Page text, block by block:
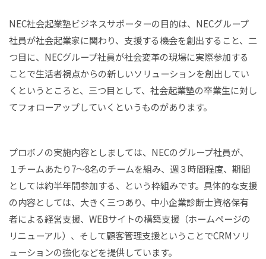
NEC社会起業塾ビジネスサポーターの目的は、NECグループ
社員が社会起業家に関わり、支援する機会を創出すること、二
つ目に、NECグループ社員が社会変革の現場に実際参加する
ことで生活者視点からの新しいソリューションを創出してい
くというところと、三つ目として、社会起業塾の卒業生に対し
てフォローアップしていくというものがあります。
プロボノの実施内容としましては、NECのグループ社員が、
１チームあたり7〜8名のチームを組み、週３時間程度、期間
としては約半年間参加する、という枠組みです。具体的な支援
の内容としては、大きく三つあり、中小企業診断士資格保有
者による経営支援、WEBサイトの構築支援（ホームページの
リニューアル）、そして顧客管理支援ということでCRMソリ
ューションの強化などを提供しています。